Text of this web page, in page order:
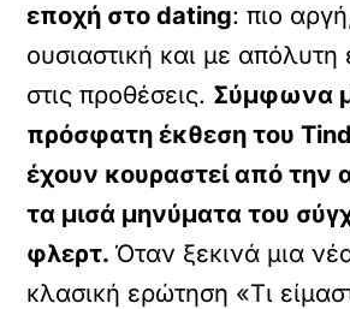
εποχή στο dating: πιο
ουσιαστική και με απόλυτη
στις προθέσεις. Σύμφωνα
πρόσφατη έκθεση του
έχουν κουραστεί από την
τα μισά μηνύματα του
φλερτ. Όταν ξεκινά μια
κλασική ερώτηση «Τι